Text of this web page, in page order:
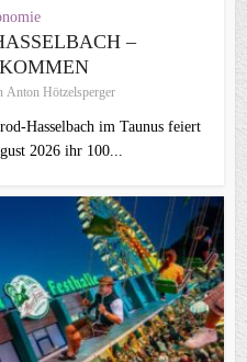
–
Anton Hötzelsperger
Hasselbach im Taunus feiert
2026 ihr 100...